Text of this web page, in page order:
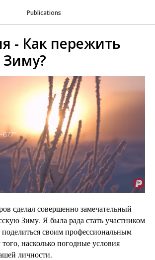
Publications
- Как пережить
Зиму?
сделал совершенно замечательный
Зиму. Я была рада стать участником
поделиться своим профессиональным
насколько погодные условия
личности.